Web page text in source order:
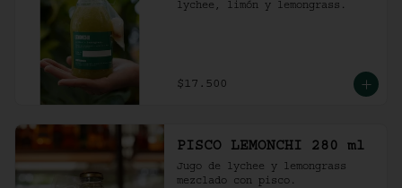
lychee, limón y lemongrass.
$17.500
PISCO LEMONCHI 280 ml
Jugo de lychee y lemongrass
mezclado con pisco.